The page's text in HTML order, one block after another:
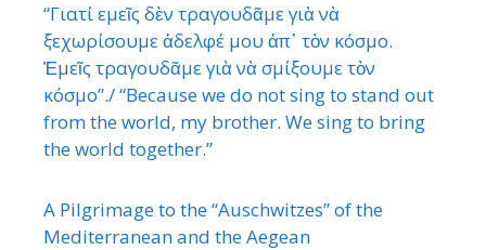
“Γιατί εμεῖς δὲν τραγουδᾶμε γιὰ νὰ
ξεχωρίσουμε ἀδελφέ μου ἀπ᾿ τὸν κόσμο.
Ἐμεῖς τραγουδᾶμε γιὰ νὰ σμίξουμε τὸν
κόσμο”./ “Because we do not sing to stand out
from the world, my brother. We sing to bring
the world together.”
A Pilgrimage to the “Auschwitzes” of the
Mediterranean and the Aegean